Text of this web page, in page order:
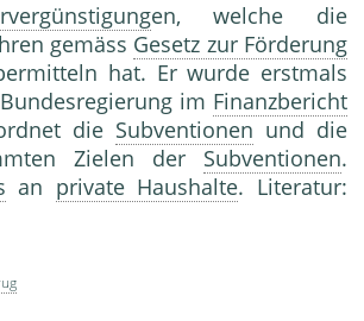
en, welche die
gemäss Gesetz zur Förderung
hat. Er wurde erstmals
im Finanzbericht
die Subventionen und die
Zielen der Subventionen.
an private Haushalte. Literatur: